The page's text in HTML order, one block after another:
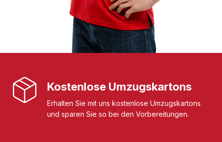
Kostenlose Umzugskartons
Erhalten Sie mit uns kostenlose Umzugskartons
und sparen Sie so bei den Vorbereitungen.